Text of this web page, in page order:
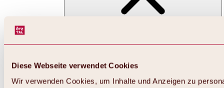
Diese Webseite verwendet Cookies
Wir verwenden Cookies, um Inhalte und Anzeigen zu